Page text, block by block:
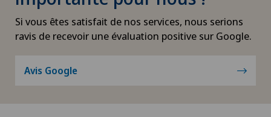
Si vous êtes satisfait de nos services, nous serions
ravis de recevoir une évaluation positive sur Google.
Avis Google